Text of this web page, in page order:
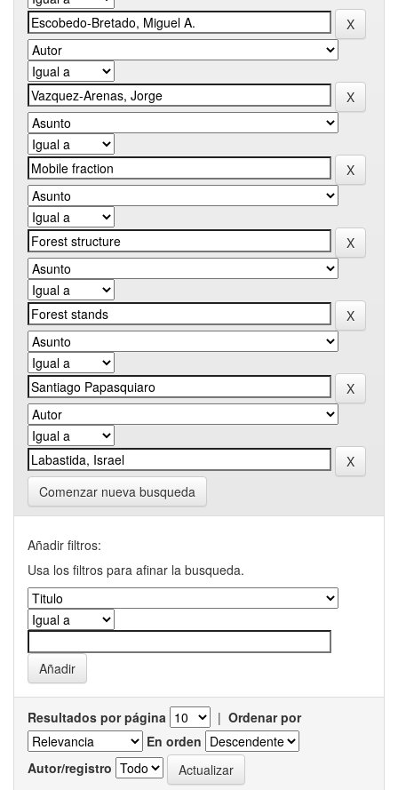
Comenzar nueva busqueda
Añadir filtros:
Usa los filtros para afinar la busqueda.
Resultados por página | Ordenar por
En orden
Autor/registro